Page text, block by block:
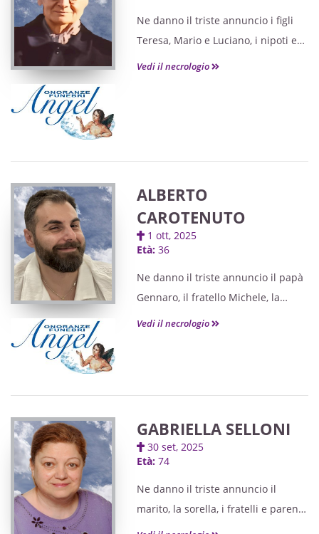
Ne danno il triste annuncio i figli
Teresa, Mario e Luciano, i nipoti e
parenti tutti. Lo saluteremo martedì
Seguirà cremazione. Si ringraziano
memoria.
Vedi il necrologio
ALBERTO
CAROTENUTO
1 ott, 2025
Età: 36
Ne danno il triste annuncio il papà
Gennaro, il fratello Michele, la
cognata Federica, parenti e amici
partendo dalla Sala Espositiva
sarà possibile salutare il caro
Alberto dalle ore 8.30. Seguirà
vorranno onorarlo.
Vedi il necrologio
GABRIELLA SELLONI
30 set, 2025
Età: 74
Ne danno il triste annuncio il
marito, la sorella, i fratelli e parenti
tutti. I funerali avranno luogo